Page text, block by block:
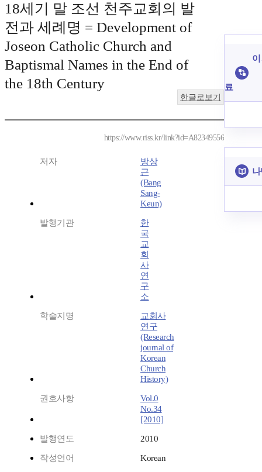
18세기 말 조선 천주교회의 발
전과 세례명 = Development of
Joseon Catholic Church and
Baptismal Names in the End of
the 18th Century
한글로보기
https://www.riss.kr/link?id=A82349556
저자
방상
근
(Bang
Sang-
Keun)
발행기관
한
국
교
회
사
연
구
소
학술지명
교회사
연구
(Research
journal of
Korean
Church
History)
권호사항
Vol.0
No.34
[2010]
발행연도 2010
작성언어 Korean
이
료
나